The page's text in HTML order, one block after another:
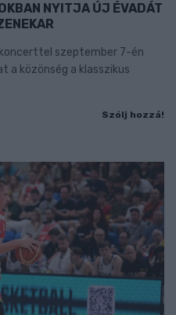
NYITJA ÚJ ÉVADÁT
koncerttel szeptember 7-én
a közönség a klasszikus
Szólj hozzá!